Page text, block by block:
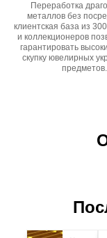
Переработка
металлов без
клиентская база из
и коллекционеров
гарантировать
скупку ювелирных
предметов.